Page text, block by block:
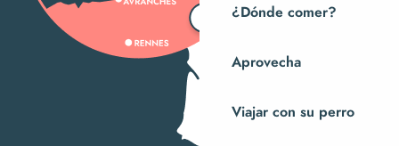
¿Dónde comer?
Aprovecha
Viajar con su perro